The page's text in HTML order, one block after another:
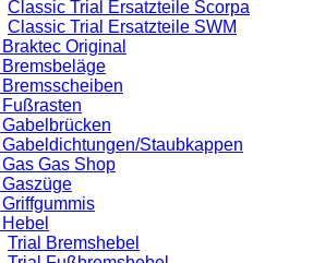
Classic Trial Ersatzteile Scorpa
Classic Trial Ersatzteile SWM
Original
Staubkappen
Gas Shop
Trial Bremshebel